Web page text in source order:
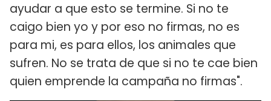
ayudar a que esto se termine. Si no te
caigo bien yo y por eso no firmas, no es
para mi, es para ellos, los animales que
sufren. No se trata de que si no te cae bien
quien emprende la campaña no firmas".